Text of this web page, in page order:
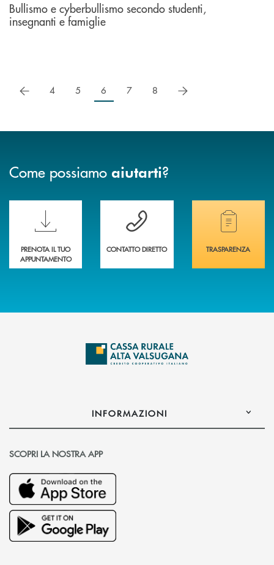
Bullismo e cyberbullismo secondo studenti,
insegnanti e famiglie
precedente
4 5 6 7 8 successivo
Come possiamo aiutarti?
Scopri le funzionalità della nuova PRENOTA BANCA
PRENOTA IL TUO
APPUNTAMENTO
Hai bisogno di assistenza immediata?
CONTATTO DIRETTO
Hai bisogno di
TRASPARENZA
INFORMAZIONI
SCOPRI LA NOSTRA APP